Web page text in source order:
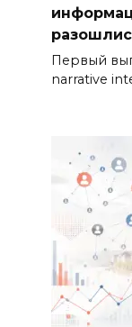
Первый
narrative